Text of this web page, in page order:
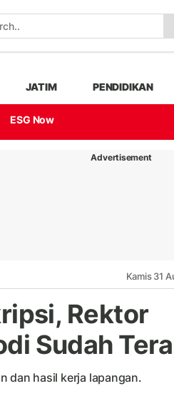
JATIM PENDIDIKAN
ESG Now
Advertisement
Kamis 31
Rektor
Sudah
dan hasil kerja lapangan.